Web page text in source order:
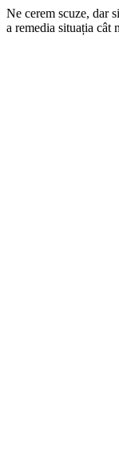
Ne cerem scuze, dar
a remedia situația cât